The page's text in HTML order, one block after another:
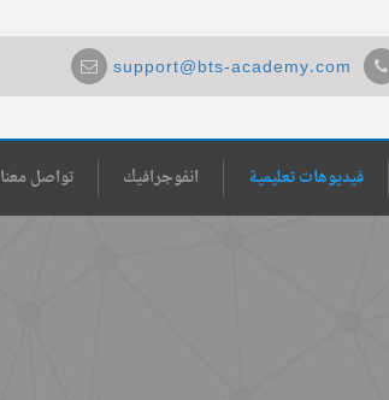
support@bts-academy.com
فيديوهات تعليمية انفوجرافيك تواصل معنا